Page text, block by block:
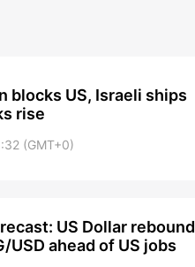
blocks US, Israeli ships
rise
(GMT+0)
US Dollar rebound
USD ahead of US jobs